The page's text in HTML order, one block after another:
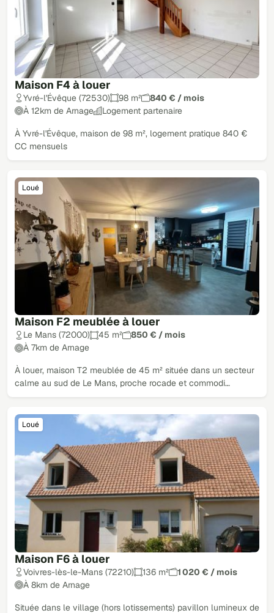
Maison F4 à louer
Yvré-l'Évêque (72530) 98 m²
840 € / mois
À 12km de Arnage
Logement partenaire
À Yvré-l'Évêque, maison de 98 m², logement pratique 840 €
CC mensuels
Maison F2 meublée à louer
Loué
Le Mans (72000) 45 m²
850 € / mois
À 7km de Arnage
À louer, maison T2 meublée de 45 m² située dans un secteur
calme au sud de Le Mans, proche rocade et commodi…
Maison F6 à louer
Loué
Voivres-lès-le-Mans (72210) 136 m²
1 020 € / mois
À 8km de Arnage
Située dans le village (hors lotissements) pavillon lumineux de